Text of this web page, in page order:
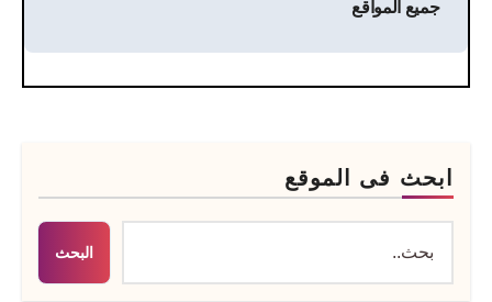
جميع المواقع
ابحث فى الموقع
البحث